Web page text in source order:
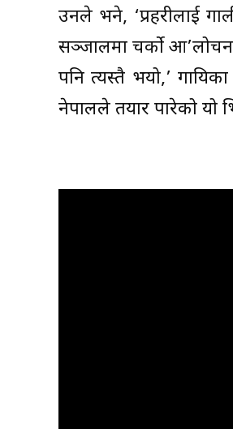
उनले भने, ‘प्रहरीलाई
सञ्जालमा चर्को
पनि त्यस्तै भयो,’
नेपालले तयार पारेको यो